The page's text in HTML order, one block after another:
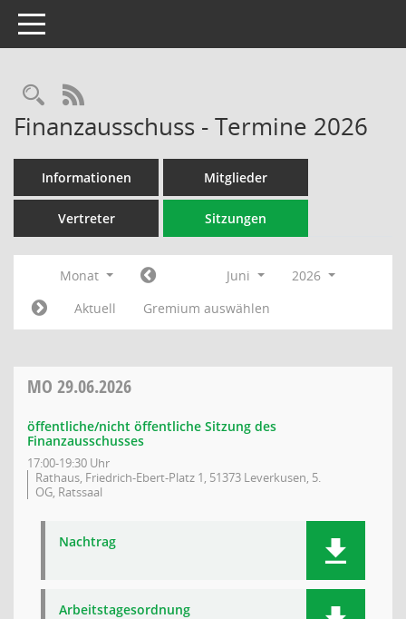
Toggle navigation
Rechercheauswahl
RSS-Feed
Finanzausschuss - Termine 2026
Informationen Mitglieder
Vertreter Sitzungen
Monat Juni
2026
Aktuell
Gremium auswählen
MO 29.06.2026
öffentliche/nicht öffentliche Sitzung des
Finanzausschusses
17:00-19:30 Uhr
Rathaus, Friedrich-Ebert-Platz 1, 51373 Leverkusen, 5.
OG, Ratssaal
Nachtrag
Arbeitstagesordnung